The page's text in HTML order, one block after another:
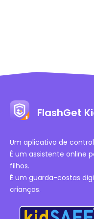
FlashGet
Um aplicativo de
É um assistente online
filhos.
É um guarda-costas
crianças.